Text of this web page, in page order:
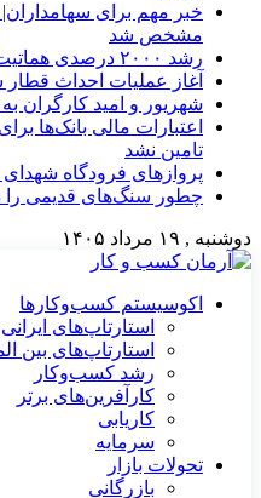
خبر مهم برای
مشخص شد
رشد ۲۰۰۰ درصدی هماتیت‌گلد در بازار آنلاین طلای زینتی
آغاز عملیات احداث
شهریور و امید کارگران
اعتبارات مالی بانک‌ها
تامین نشد
پروازهای فرودگاه
چطور سنگ‌های قدیمی را
دوشنبه , ۱۹ مرداد ۱۴۰۵
اکوسیستم کسب‌وکارها
استارتاپ‌های ایرانی
استارتاپ‌های بین
رشد کسب‌وکار
کارآفرین‌های برتر
کاریابی
سرمایه
تحولات بازار
بازرگانی